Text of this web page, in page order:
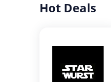
Hot Deals